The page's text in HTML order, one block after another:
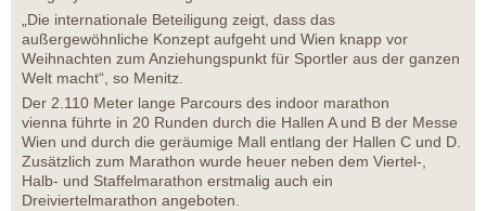
„Die internationale Beteiligung zeigt, dass das
außergewöhnliche Konzept aufgeht und Wien knapp vor
Weihnachten zum Anziehungspunkt für Sportler aus der ganzen
Welt macht“, so Menitz.
Der 2.110 Meter lange Parcours des indoor marathon
vienna führte in 20 Runden durch die Hallen A und B der Messe
Wien und durch die geräumige Mall entlang der Hallen C und D.
Zusätzlich zum Marathon wurde heuer neben dem Viertel-,
Halb- und Staffelmarathon erstmalig auch ein
Dreiviertelmarathon angeboten.